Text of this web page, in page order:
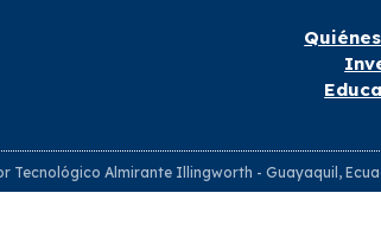
Tecnológico Almirante Illingworth - Guayaquil,